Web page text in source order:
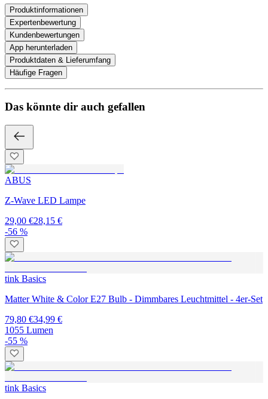
Produktinformationen
Expertenbewertung
Kundenbewertungen
App herunterladen
Produktdaten & Lieferumfang
Häufige Fragen
Das könnte dir auch gefallen
ABUS
Z-Wave LED Lampe
29,00 €28,15 €
-56 %
tink Basics
Matter White & Color E27 Bulb - Dimmbares Leuchtmittel - 4er-Set
79,80 €34,99 €
1055 Lumen
-55 %
tink Basics